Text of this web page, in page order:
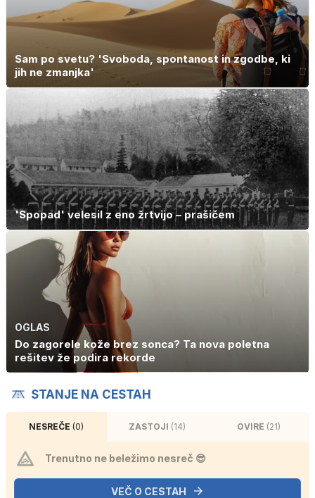
Sam po svetu? 'Svoboda, spontanost in zgodbe, ki
jih ne zmanjka'
'Spopad' velesil z eno žrtvijo – prašičem
OGLAS
Do zagorele kože brez sonca? Ta nova poletna
rešitev že podira rekorde
STANJE NA CESTAH
NESREČE (0) ZASTOJI (14) OVIRE (21)
Trenutno ne beležimo nesreč 😎
VEČ O CESTAH